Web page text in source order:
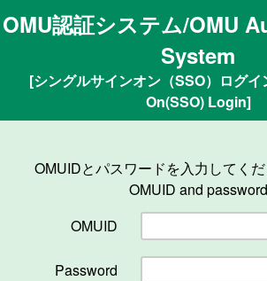
OMU認証システム/OMU
System
[シングルサインオン（SSO）ログ
On(SSO) Login]
OMUIDとパスワードを入力してく
OMUID and password
OMUID
Password